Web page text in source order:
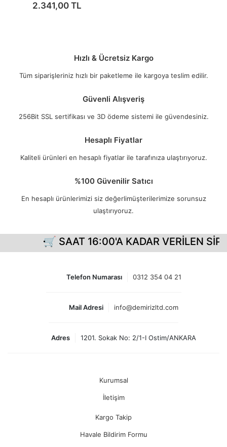
2.341,00 TL
Hızlı & Ücretsiz Kargo
Tüm siparişleriniz hızlı bir paketleme ile kargoya teslim edilir.
Güvenli Alışveriş
256Bit SSL sertifikası ve 3D ödeme sistemi ile güvendesiniz.
Hesaplı Fiyatlar
Kaliteli ürünleri en hesaplı fiyatlar ile tarafınıza ulaştırıyoruz.
%100 Güvenilir Satıcı
En hesaplı ürünlerimizi siz değerlimüşterilerimize sorunsuz
ulaştırıyoruz.
🛒 SAAT 16:00'A KADAR VERİLEN
Telefon Numarası 0312 354 04 21
Mail Adresi info@demirizltd.com
Adres 1201. Sokak No: 2/1-I Ostim/ANKARA
Kurumsal
İletişim
Kargo Takip
Havale Bildirim Formu